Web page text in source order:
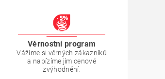
Věrnostní program
Vážíme si věrných zákazníků
a nabízíme jim cenové
zvýhodnění.